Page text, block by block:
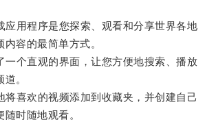
用程序是您探索、观看和分享世界各地
容的最简单方式。
个直观的界面，让您方便地搜索、播放
。
喜欢的视频添加到收藏夹，并创建自己
时随地观看。